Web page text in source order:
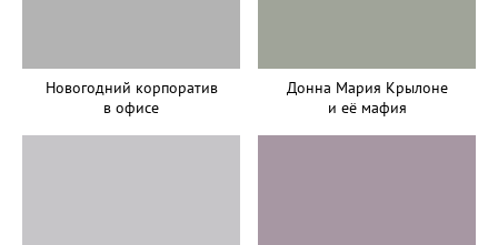
Новогодний корпоратив
в офисе
Донна Мария Крылоне
и её мафия